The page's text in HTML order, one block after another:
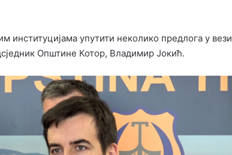
институцијама упутити неколико предлога у вези
Општине Котор, Владимир Јокић.